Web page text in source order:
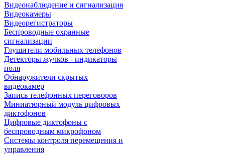
Видеонаблюдение и сигнализация
Видеокамеры
Видеорегистраторы
Беспроводные охранные
сигнализации
Глушители мобильных телефонов
Детекторы жучков - индикаторы
поля
Обнаружители скрытых
видеокамер
Запись телефонных переговоров
Миниатюрный модуль цифровых
диктофонов
Цифровые диктофоны с
беспроводным микрофоном
Системы контроля перемещения и
управления